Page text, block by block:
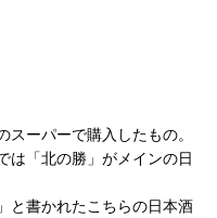
ーパーで購入したもの。
は「北の勝」がメインの日
と書かれたこちらの日本酒